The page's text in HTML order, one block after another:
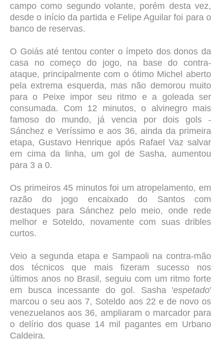
campo como segundo volante, porém desta vez,
desde o início da partida e Felipe Aguilar foi para o
banco de reservas.
O Goiás até tentou conter o ímpeto dos donos da
casa no começo do jogo, na base do contra-
ataque, principalmente com o ótimo Michel aberto
pela extrema esquerda, mas não demorou muito
para o Peixe impor seu ritmo e a goleada ser
consumada. Com 12 minutos, o alvinegro mais
famoso do mundo, já vencia por dois gols -
Sánchez e Veríssimo e aos 36, ainda da primeira
etapa, Gustavo Henrique após Rafael Vaz salvar
em cima da linha, um gol de Sasha, aumentou
para 3 a 0.
Os primeiros 45 minutos foi um atropelamento, em
razão do jogo encaixado do Santos com
destaques para Sánchez pelo meio, onde rede
melhor e Soteldo, novamente com suas dribles
curtos.
Veio a segunda etapa e Sampaoli na contra-mão
dos técnicos que mais fizeram sucesso nos
últimos anos no Brasil, seguiu com um ritmo forte
em busca incessante do gol. Sasha 'espetado'
marcou o seu aos 7, Soteldo aos 22 e de novo os
venezuelanos aos 36, ampliaram o marcador para
o delírio dos quase 14 mil pagantes em Urbano
Caldeira.